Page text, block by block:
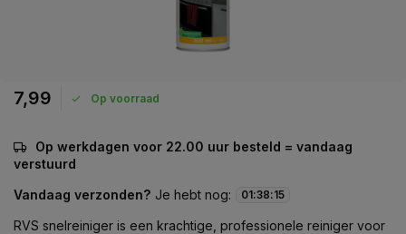
7,99 Op voorraad
Op werkdagen voor 22.00 uur besteld = vandaag
verstuurd
Vandaag verzonden? Je hebt nog: 01:38:15
RVS snelreiniger is een krachtige, professionele reiniger voor